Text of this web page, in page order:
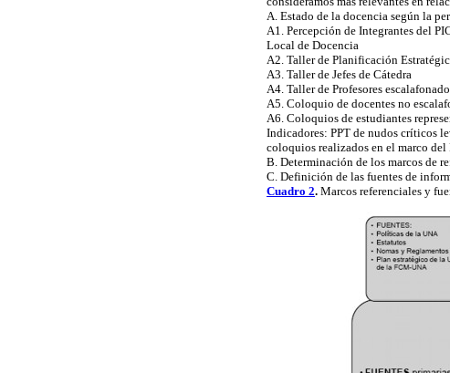
A. Estado de la docencia según la
A1. Percepción de Integrantes del
Local de Docencia
A2. Taller de Planificación
A3. Taller de Jefes de Cátedra
A4. Taller de Profesores
A5. Coloquio de docentes no
A6. Coloquios de estudiantes
Indicadores: PPT de nudos críticos
coloquios realizados en el marco del
B. Determinación de los marcos de
C. Definición de las fuentes de
Cuadro 2. Marcos referenciales y